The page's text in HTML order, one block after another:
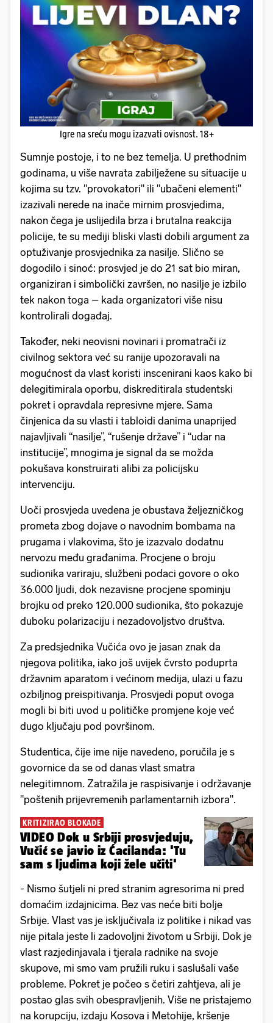
Igre na sreću mogu izazvati ovisnost. 18+
Sumnje postoje, i to ne bez temelja. U prethodnim
godinama, u više navrata zabilježene su situacije u
kojima su tzv. "provokatori" ili "ubačeni elementi"
izazivali nerede na inače mirnim prosvjedima,
nakon čega je uslijedila brza i brutalna reakcija
policije, te su mediji bliski vlasti dobili argument za
optuživanje prosvjednika za nasilje. Slično se
dogodilo i sinoć: prosvjed je do 21 sat bio miran,
organiziran i simbolički završen, no nasilje je izbilo
tek nakon toga – kada organizatori više nisu
kontrolirali događaj.
Također, neki neovisni novinari i promatrači iz
civilnog sektora već su ranije upozoravali na
mogućnost da vlast koristi inscenirani kaos kako bi
delegitimirala oporbu, diskreditirala studentski
pokret i opravdala represivne mjere. Sama
činjenica da su vlasti i tabloidi danima unaprijed
najavljivali “nasilje”, “rušenje države” i “udar na
institucije”, mnogima je signal da se možda
pokušava konstruirati alibi za policijsku
intervenciju.
Uoči prosvjeda uvedena je obustava željezničkog
prometa zbog dojave o navodnim bombama na
prugama i vlakovima, što je izazvalo dodatnu
nervozu među građanima. Procjene o broju
sudionika variraju, službeni podaci govore o oko
36.000 ljudi, dok nezavisne procjene spominju
brojku od preko 120.000 sudionika, što pokazuje
duboku polarizaciju i nezadovoljstvo društva.
Za predsjednika Vučića ovo je jasan znak da
njegova politika, iako još uvijek čvrsto poduprta
državnim aparatom i većinom medija, ulazi u fazu
ozbiljnog preispitivanja. Prosvjedi poput ovoga
mogli bi biti uvod u političke promjene koje već
dugo ključaju pod površinom.
Studentica, čije ime nije navedeno, poručila je s
govornice da se od danas vlast smatra
nelegitimnom. Zatražila je raspisivanje i održavanje
"poštenih prijevremenih parlamentarnih izbora".
KRITIZIRAO BLOKADE
VIDEO Dok u Srbiji prosvjeduju,
Vučić se javio iz Ćacilanda: 'Tu
sam s ljudima koji žele učiti'
- Nismo šutjeli ni pred stranim agresorima ni pred
domaćim izdajnicima. Bez vas neće biti bolje
Srbije. Vlast vas je isključivala iz politike i nikad vas
nije pitala jeste li zadovoljni životom u Srbiji. Dok je
vlast razjedinjavala i tjerala radnike na svoje
skupove, mi smo vam pružili ruku i saslušali vaše
probleme. Pokret je počeo s četiri zahtjeva, ali je
postao glas svih obespravljenih. Više ne pristajemo
na korupciju, izdaju Kosova i Metohije, kršenje